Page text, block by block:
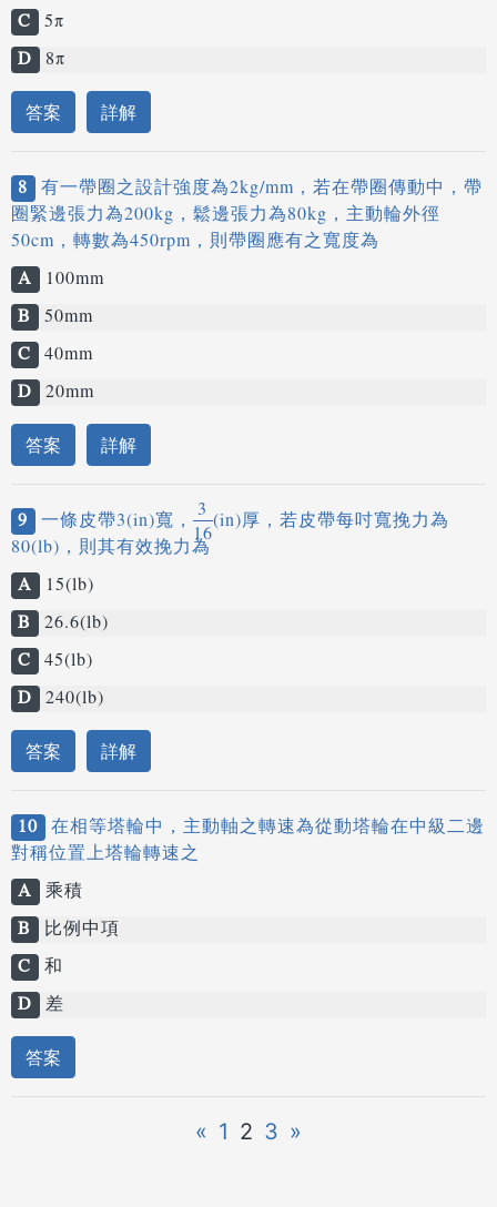
C 5π
D 8π
答案 詳解
8 有一帶圈之設計強度為2kg/mm，若在帶圈傳動中，帶
圈緊邊張力為200kg，鬆邊張力為80kg，主動輪外徑
50cm，轉數為450rpm，則帶圈應有之寬度為
A
100mm
B 50mm
C 40mm
D 20mm
答案 詳解
9 一條皮帶3(in)寬， 3
16(in)厚，若皮帶每吋寬挽力為
80(lb)，則其有效挽力為
A
15(lb)
B 26.6(lb)
C 45(lb)
D 240(lb)
答案 詳解
10 在相等塔輪中，主動軸之轉速為從動塔輪在中級二邊
對稱位置上塔輪轉速之
A 乘積
B
比例中項
C 和
D 差
答案
« 1 2 3 »